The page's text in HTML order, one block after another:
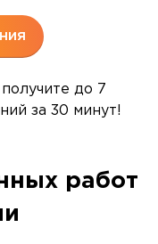
до 7
за 30 минут!
работ